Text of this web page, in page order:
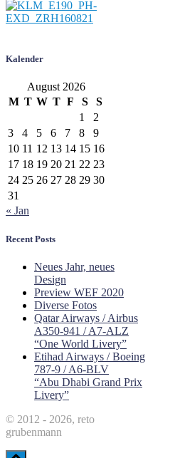
Kalender
August 2026
M T W T F S
S
1
2
3
4 5 6 7 8
9
10 11 12 13 14 15 16
17 18 19 20 21 22 23
24 25 26 27 28 29 30
31
« Jan
Recent Posts
Neues Jahr, neues
Design
Preview WEF 2020
Diverse Fotos
Qatar Airways / Airbus
A350-941 / A7-ALZ
“One World Livery”
Etihad Airways / Boeing
787-9 / A6-BLV
“Abu Dhabi Grand Prix
Livery”
© 2012 - 2026, reto
grubenmann